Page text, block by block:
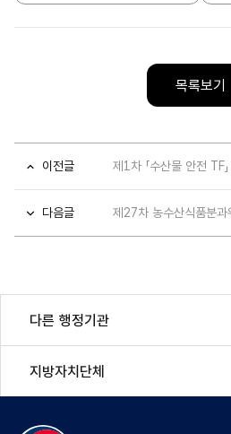
유
통
의
목록보기
이전글 제1차 「수산물 안전 TF
다음글 제27차 농수산식품분과
다른 행정기관
지방자치단체